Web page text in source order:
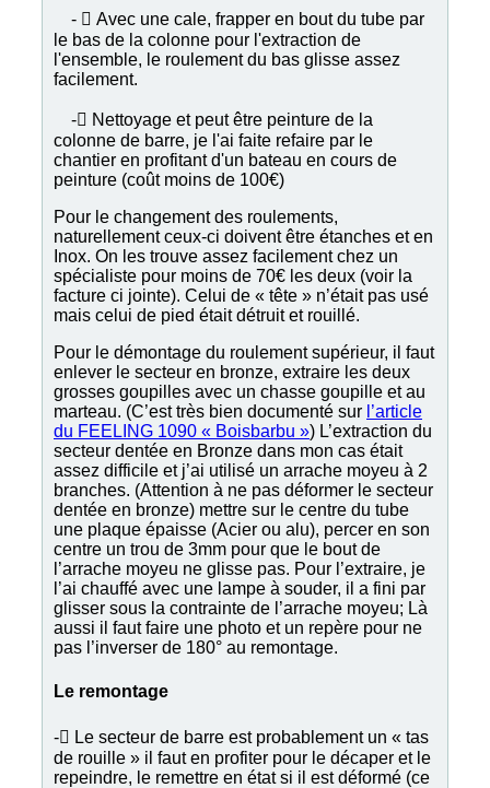
-  Avec une cale, frapper en bout du tube par
le bas de la colonne pour l'extraction de
l'ensemble, le roulement du bas glisse assez
facilement.
- Nettoyage et peut être peinture de la
colonne de barre, je l'ai faite refaire par le
chantier en profitant d'un bateau en cours de
peinture (coût moins de 100€)
Pour le changement des roulements,
naturellement ceux-ci doivent être étanches et en
Inox. On les trouve assez facilement chez un
spécialiste pour moins de 70€ les deux (voir la
facture ci jointe). Celui de « tête » n’était pas usé
mais celui de pied était détruit et rouillé.
Pour le démontage du roulement supérieur, il faut
enlever le secteur en bronze, extraire les deux
grosses goupilles avec un chasse goupille et au
marteau. (C’est très bien documenté sur l’article
du FEELING 1090 « Boisbarbu ») L’extraction du
secteur dentée en Bronze dans mon cas était
assez difficile et j’ai utilisé un arrache moyeu à 2
branches. (Attention à ne pas déformer le secteur
dentée en bronze) mettre sur le centre du tube
une plaque épaisse (Acier ou alu), percer en son
centre un trou de 3mm pour que le bout de
l’arrache moyeu ne glisse pas. Pour l’extraire, je
l’ai chauffé avec une lampe à souder, il a fini par
glisser sous la contrainte de l’arrache moyeu; Là
aussi il faut faire une photo et un repère pour ne
pas l’inverser de 180° au remontage.
Le remontage
- Le secteur de barre est probablement un « tas
de rouille » il faut en profiter pour le décaper et le
repeindre, le remettre en état si il est déformé (ce